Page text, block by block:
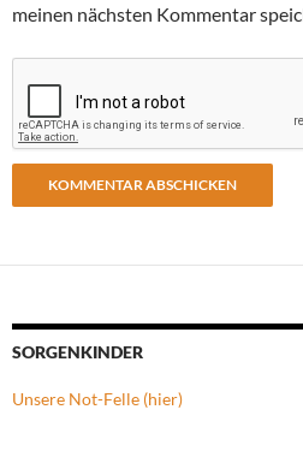
meinen nächsten Kommentar
SORGENKINDER
Unsere Not-Felle (hier)